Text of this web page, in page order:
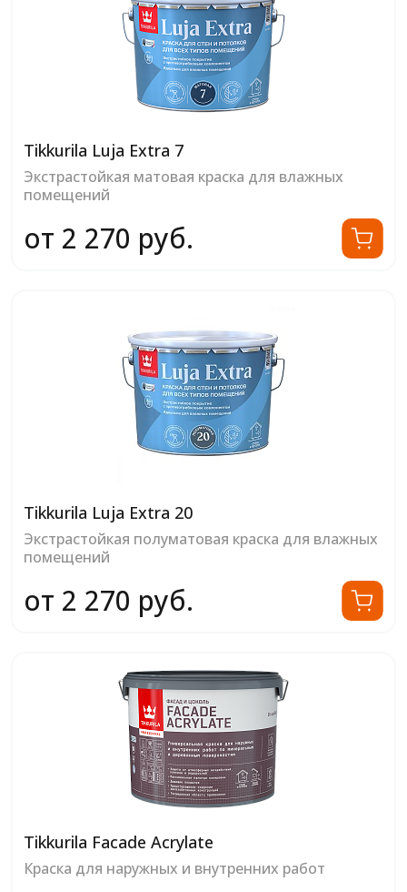
Tikkurila Luja Extra 7
Экстрастойкая матовая краска для влажных
помещений
от 2 270 руб.
Tikkurila Luja Extra 20
Экстрастойкая полуматовая краска для влажных
помещений
от 2 270 руб.
Tikkurila Facade Acrylate
Краска для наружных и внутренних работ